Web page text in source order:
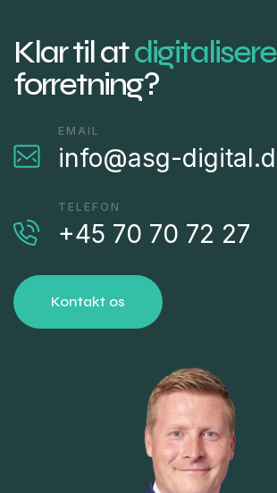
Klar til atdigitalisere
forretning?
EMAIL
info@asg-
TELEFON
+45 70 70 72 27
Kontakt os